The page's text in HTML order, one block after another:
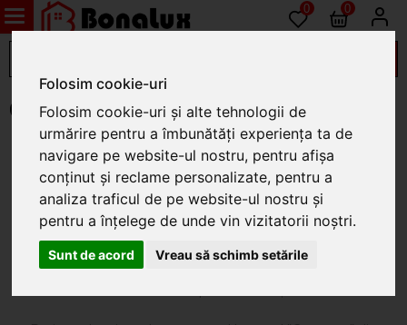
Folosim cookie-uri
Folosim cookie-uri și alte tehnologii de
urmărire pentru a îmbunătăți experiența ta de
navigare pe website-ul nostru, pentru afișa
conținut și reclame personalizate, pentru a
analiza traficul de pe website-ul nostru și
pentru a înțelege de unde vin vizitatorii noștri.
Sunt de acord Vreau să schimb setările
0 0
Coșul de cumpărături la Bona Lux
COȘUL ESTE GOL